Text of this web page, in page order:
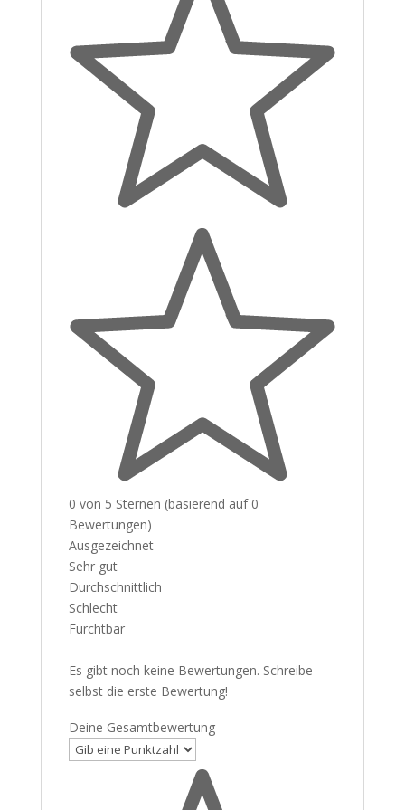
0 von 5 Sternen (basierend auf 0
Bewertungen)
Ausgezeichnet
Sehr gut
Durchschnittlich
Schlecht
Furchtbar
Es gibt noch keine Bewertungen. Schreibe
selbst die erste Bewertung!
Deine Gesamtbewertung